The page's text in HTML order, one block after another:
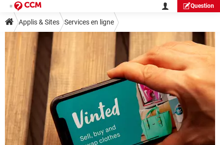
Question
Applis & Sites Services en ligne